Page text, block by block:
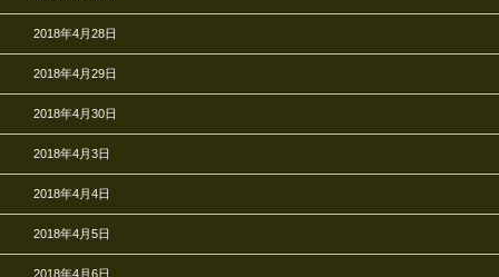
2018年4月28日
2018年4月29日
2018年4月30日
2018年4月3日
2018年4月4日
2018年4月5日
2018年4月6日